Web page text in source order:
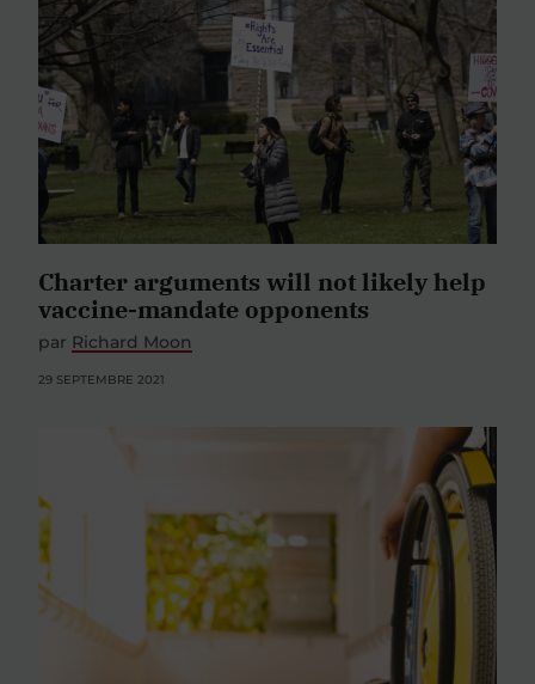
Charter arguments will not likely help
vaccine-mandate opponents
par Richard Moon
29 SEPTEMBRE 2021